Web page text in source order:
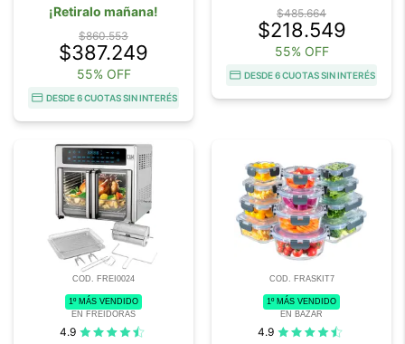
¡Retiralo mañana!
$860.553
$387.249
55% OFF
DESDE 6 CUOTAS SIN INTERÉS
$485.664
$218.549
55% OFF
DESDE 6 CUOTAS SIN INTERÉS
COD. FREI0024
1º MÁS VENDIDO
EN FREIDORAS
4.9
COD. FRASKIT7
1º MÁS VENDIDO
EN BAZAR
4.9